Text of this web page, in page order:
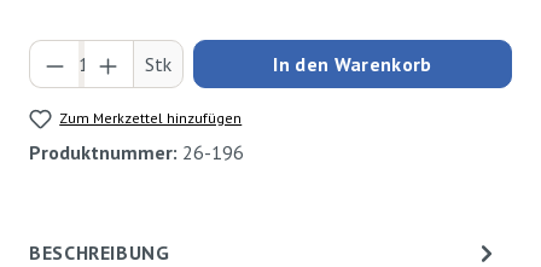
Produkt Anzahl: Gib den gewünschten Wert
Stk In den Warenkorb
Zum Merkzettel hinzufügen
Produktnummer: 26-196
BESCHREIBUNG